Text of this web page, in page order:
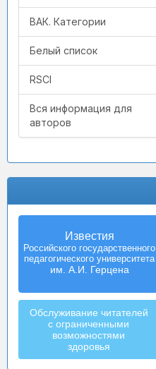
ВАК. Категории
Белый список
RSCI
Вся информация для
авторов
Известия
Российского государственного
педагогического университета
им. А.И. Герцена
Обслуживание читателей
с ограниченными
возможностями
здоровья